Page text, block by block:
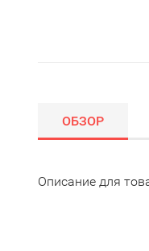
ОБЗОР
Описание для